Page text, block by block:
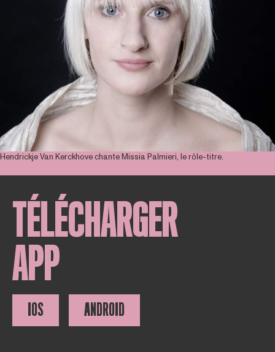
Hendrickje Van Kerckhove chante Missia Palmieri, le rôle-titre.
TÉLÉCHARGER
APP
IOS ANDROID